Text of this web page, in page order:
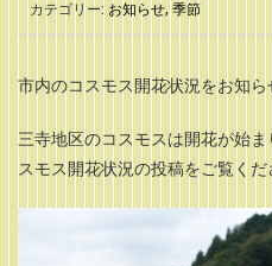
カテゴリー: お知らせ, 季節
市内のコスモス開花状況をお知ら
三寺地区のコスモスは開花が始
スモス開花状況の投稿をご覧くだ